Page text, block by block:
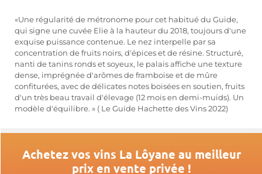
«Une régularité de métronome pour cet habitué du Guide,
qui signe une cuvée Elie à la hauteur du 2018, toujours d'une
exquise puissance contenue. Le nez interpelle par sa
concentration de fruits noirs, d'épices et de résine. Structuré,
nanti de tanins ronds et soyeux, le palais affiche une texture
dense, imprégnée d'arômes de framboise et de mûre
confiturées, avec de délicates notes boisées en soutien, fruits
d'un très beau travail d'élevage (12 mois en demi-muids). Un
modèle d'équilibre. » ( Le Guide Hachette des Vins 2022)
Achetez vos vins La Lôyane au meilleur
prix en vente privée !